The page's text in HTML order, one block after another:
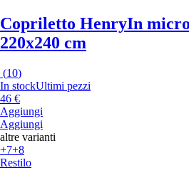
Copriletto HenryIn
220x240 cm
(10)
In stockUltimi pezzi
46 €
Aggiungi
Aggiungi
altre varianti
+7+8
Restilo